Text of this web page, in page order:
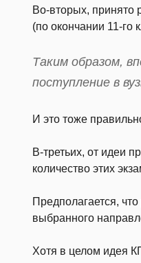
Во-вторых, принято
(по окончании 11-го
Таким образом,
поступление в
И это тоже
В-третьих, от идеи
количество этих
Предполагается,
выбранного
Хотя в целом идея